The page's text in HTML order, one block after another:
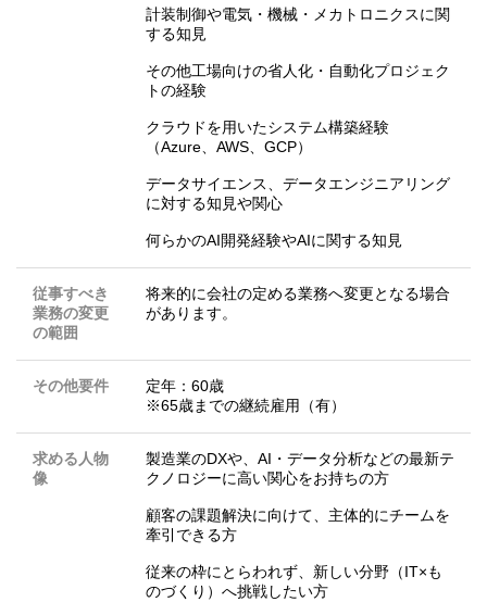
計装制御や電気・機械・メカトロニクスに関
する知見
その他工場向けの省人化・自動化プロジェク
トの経験
クラウドを用いたシステム構築経験
（Azure、AWS、GCP）
データサイエンス、データエンジニアリング
に対する知見や関心
何らかのAI開発経験やAIに関する知見
従事すべき
業務の変更
の範囲
将来的に会社の定める業務へ変更となる場合
があります。
その他要件
定年：60歳
※65歳までの継続雇用（有）
求める人物
像
製造業のDXや、AI・データ分析などの最新テ
クノロジーに高い関心をお持ちの方
顧客の課題解決に向けて、主体的にチームを
牽引できる方
従来の枠にとらわれず、新しい分野（IT×も
のづくり）へ挑戦したい方